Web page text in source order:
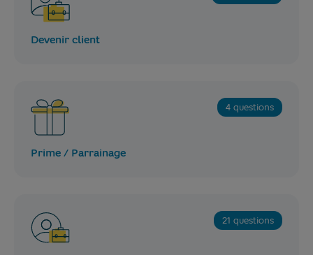
Devenir client
4 questions
Prime / Parrainage
21 questions